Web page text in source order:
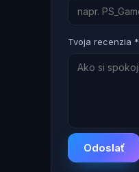
Tvoja recenzia *
Odoslať